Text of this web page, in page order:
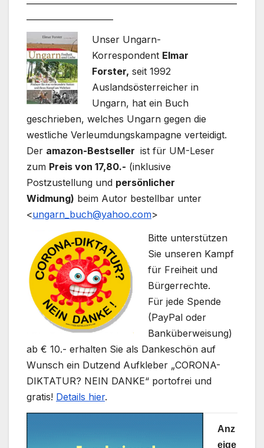
Unser Ungarn-
Korrespondent Elmar
Forster, seit 1992
Auslandsösterreicher in
Ungarn, hat ein Buch
geschrieben, welches Ungarn gegen die
westliche Verleumdungskampagne verteidigt.
Der amazon-Bestseller ist für UM-Leser
zum Preis von 17,80.- (inklusive
Postzustellung und persönlicher
Widmung) beim Autor bestellbar unter
<ungarn_buch@yahoo.com>
Bitte unterstützen
Sie unseren Kampf
für Freiheit und
Bürgerrechte.
Für jede Spende
(PayPal oder
Banküberweisung)
ab € 10.- erhalten Sie als Dankeschön auf
Wunsch ein Dutzend Aufkleber „CORONA-
DIKTATUR? NEIN DANKE“ portofrei und
gratis! Details hier.
Anz
eige